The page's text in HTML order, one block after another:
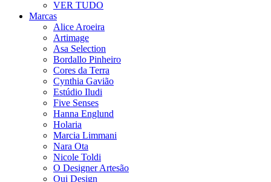
VER TUDO
Marcas
Alice Aroeira
Artimage
Asa Selection
Bordallo Pinheiro
Cores da Terra
Cynthia Gavião
Estúdio Iludi
Five Senses
Hanna Englund
Holaria
Marcia Limmani
Nara Ota
Nicole Toldi
O Designer Artesão
Oui Design